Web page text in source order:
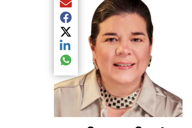
Compartir el artículo actual mediante
Compartir el artículo actual mediante
Compartir el artículo actual mediante
Compartir el artículo actual mediante
Compartir el artículo actual mediante